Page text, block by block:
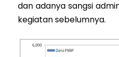
dan adanya sangsi
kegiatan sebelumnya.